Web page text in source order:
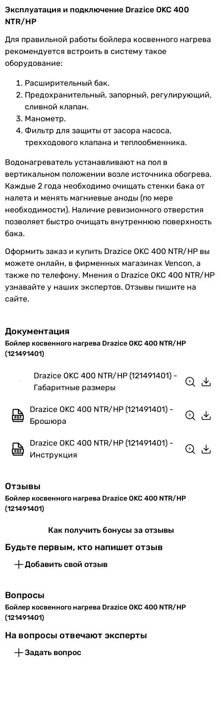
Управление
без управления
электронное
электронное
Подключение
боковое
боковое
Подключение теплообменника
сзади
сзади
Подключение рециркуляции
сзади
Подключение холодной воды
сзади
Подключение горячей воды
сзади
сзади
сзади
Диаметр подключения теплообменника
1 1/4 ″
Диаметр подключения холодной воды
1 ″
Диаметр подключения рециркуляции
3/4 ″
Количество мест для подключения датчиков
3 шт.
2 шт
пластик
Материал теплообменника
Управление
Подключение боковое
Подключение
Подключение
рециркуляции
сзади
Подключение
холодной воды
сзади
Подключение
горячей воды
сзади
Диаметр
подключения
теплообменника
5/4 ″
подключения
холодной воды
Диаметр
подключения
1 ″
Диаметр
подключения
рециркуляции
Количество
мест для
датчиков
3 шт.
мест под ТЭН
Материал
теплообменника
сталь с покрытием
внутреннего
бака
Толщина
теплоизоляции
50 мм
Защита от
коррозии
магниевый анод
Эксплуатация и подключение Drazice OKC 400
NTR/HP
Для правильной работы бойлера косвенного нагрева
рекомендуется встроить в систему такое
оборудование:
Расширительный бак.
Предохранительный, запорный, регулирующий,
сливной клапан.
Манометр.
Фильтр для защиты от засора насоса,
трехходового клапана и теплообменника.
Водонагреватель устанавливают на пол в
вертикальном положении возле источника обогрева.
Каждые 2 года необходимо очищать стенки бака от
налета и менять магниевые аноды (по мере
необходимости). Наличие ревизионного отверстия
позволяет быстро очищать внутреннюю поверхность
бака.
Оформить заказ и купить Drazice OKC 400 NTR/HP вы
можете онлайн, в фирменных магазинах Vencon, а
также по телефону. Мнения о Drazice OKC 400 NTR/HP
узнавайте у наших экспертов. Отзывы пишите на
сайте.
Документация
Бойлер косвенного нагрева Drazice OKC 400 NTR/HP
(121491401)
Drazice OKC 400 NTR/HP (121491401) -
Габаритные размеры
Drazice OKC 400 NTR/HP (121491401) -
Брошюра
Drazice OKC 400 NTR/HP (121491401) -
Инструкция
Отзывы
Бойлер косвенного нагрева Drazice OKC 400 NTR/HP
(121491401)
Как получить бонусы за отзывы
Будьте первым, кто напишет отзыв
Добавить свой отзыв
Вопросы
Бойлер косвенного нагрева Drazice OKC 400 NTR/HP
(121491401)
На вопросы отвечают эксперты
Задать вопрос